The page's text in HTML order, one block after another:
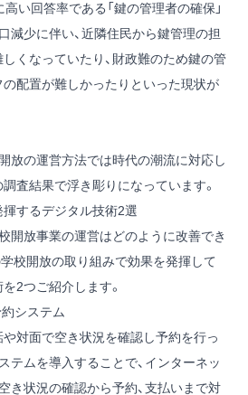
い回答率である「鍵の管理者の確保」
減少に伴い、近隣住民から鍵管理の担
くなっていたり、財政難のため鍵の管
配置が難しかったりといった現状が
放の運営方法では時代の潮流に対応し
査結果で浮き彫りになっています。
するデジタル技術2選
開放事業の運営はどのように改善でき
校開放の取り組みで効果を発揮して
2つご紹介します。
システム
対面で空き状況を確認し予約を行っ
テムを導入することで、インターネッ
き状況の確認から予約、支払いまで対